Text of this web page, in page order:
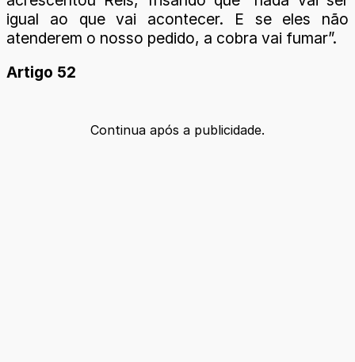
igual ao que vai acontecer. E se eles não
atenderem o nosso pedido, a cobra vai fumar”.
Artigo 52
Continua após a publicidade.